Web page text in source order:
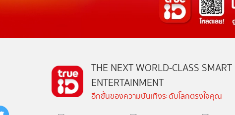
THE NEXT WORLD-CLASS SMART
ENTERTAINMENT
อีกขั้นของความบันเทิงระดับโลกตรงใจคุณ